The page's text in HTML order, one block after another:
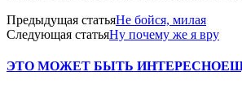
Предыдущая статьяНе бойся, милая
Следующая статьяНу почему же я вру
ЭТО МОЖЕТ БЫТЬ ИНТЕРЕСНО